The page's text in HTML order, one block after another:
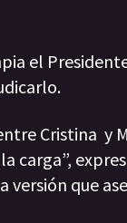
el
Cristina y
la carga”,
que